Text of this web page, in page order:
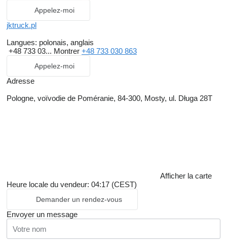
Appelez-moi
jktruck.pl
Langues: polonais, anglais
+48 733 03... Montrer +48 733 030 863
Appelez-moi
Adresse
Pologne, voïvodie de Poméranie, 84-300, Mosty, ul. Długa 28T
Afficher la carte
Heure locale du vendeur: 04:17 (CEST)
Demander un rendez-vous
Envoyer un message